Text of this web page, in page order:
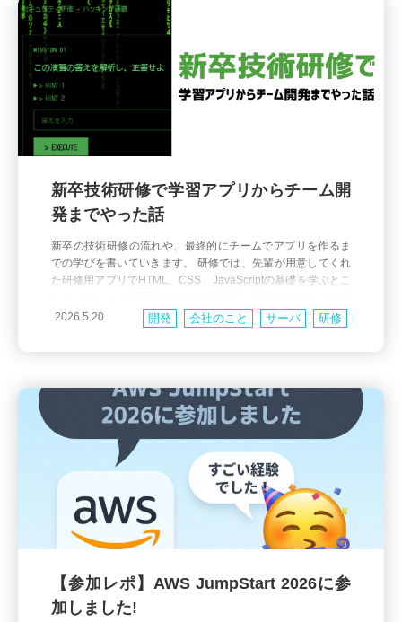
新卒技術研修で学習アプリからチーム開
発までやった話
新卒の技術研修の流れや、最終的にチームでアプリを作るま
での学びを書いていきます。 研修では、先輩が用意してくれ
た研修用アプリでHTML、CSS、JavaScriptの基礎を学ぶとこ
続、モダンフレームワークを使ったチーム開発まで行いまし
た。 Webの基礎を学ぶ 最初に取り組んだのは、先輩が作って
2026.5.20 開発 会社のこと サーバ 研修
【参加レポ】AWS JumpStart 2026に参
加しました!